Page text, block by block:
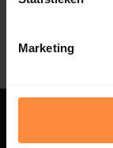
Marketing
107,50